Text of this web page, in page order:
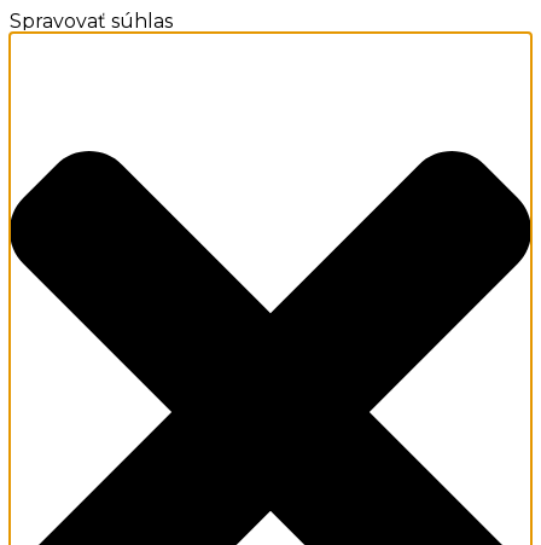
Spravovať súhlas